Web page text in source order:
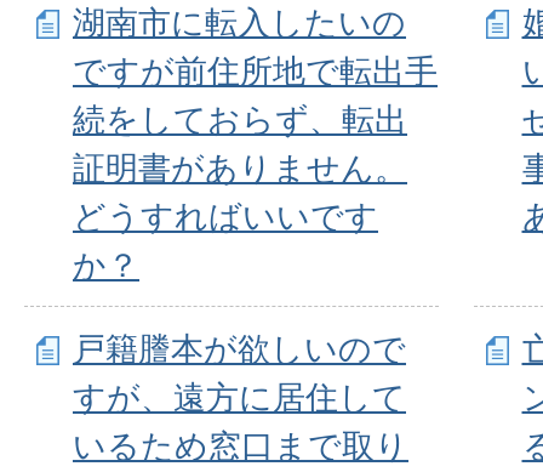
湖南市に転入したいの
ですが前住所地で転出手
続をしておらず、転出
証明書がありません。
どうすればいいです
か？
戸籍謄本が欲しいので
すが、遠方に居住して
いるため窓口まで取り